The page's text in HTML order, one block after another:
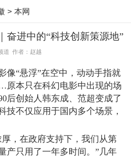
> 本网
推广
进中的“科技创新策源地”
道 作者：赵越
像“悬浮”在空中，动动手指就
本只在科幻电影中出现的场
后创始人韩东成、范超变成了
技不仅应用于国内多个场景，
，在政府支持下，我们从第
产只用了一年多时间。”几年